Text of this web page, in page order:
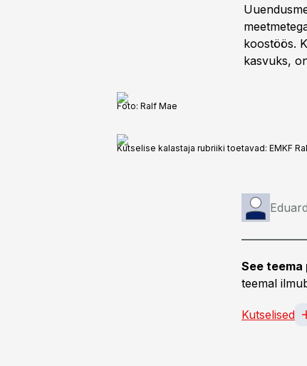
koostöös.
kasvuks,
Foto: Ralf Mae
Kutselise kalastaja rubriiki toetavad: EMKF
See teema
teemal
Kutselised